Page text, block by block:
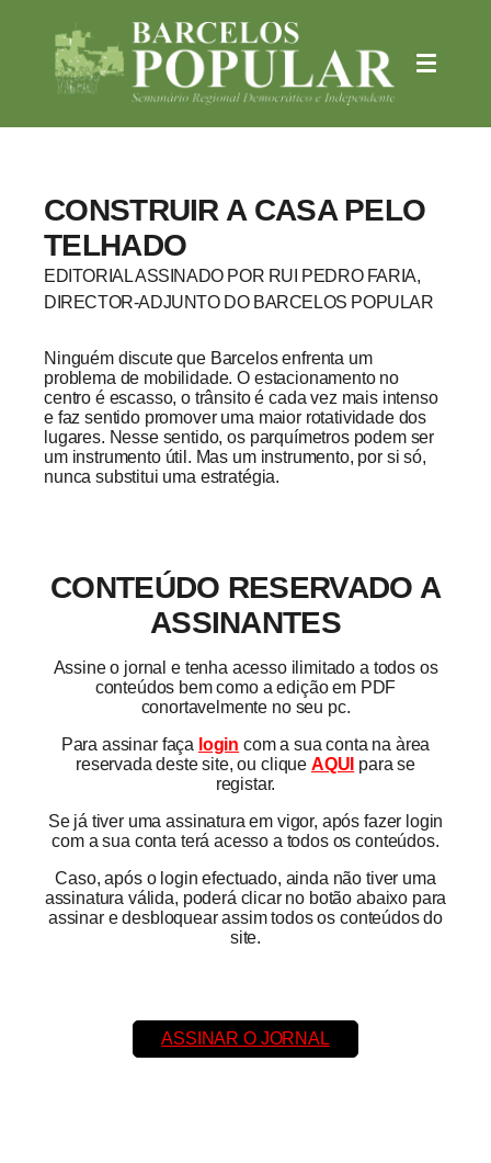
CONSTRUIR A CASA PELO
TELHADO
EDITORIAL ASSINADO POR RUI PEDRO FARIA,
DIRECTOR-ADJUNTO DO BARCELOS POPULAR
Ninguém discute que Barcelos enfrenta um
problema de mobilidade. O estacionamento no
centro é escasso, o trânsito é cada vez mais intenso
e faz sentido promover uma maior rotatividade dos
lugares. Nesse sentido, os parquímetros podem ser
um instrumento útil. Mas um instrumento, por si só,
nunca substitui uma estratégia.
CONTEÚDO RESERVADO A
ASSINANTES
Assine o jornal e tenha acesso ilimitado a todos os
conteúdos bem como a edição em PDF
conortavelmente no seu pc.
Para assinar faça login com a sua conta na àrea
reservada deste site, ou clique AQUI para se
registar.
Se já tiver uma assinatura em vigor, após fazer login
com a sua conta terá acesso a todos os conteúdos.
Caso, após o login efectuado, ainda não tiver uma
assinatura válida, poderá clicar no botão abaixo para
assinar e desbloquear assim todos os conteúdos do
site.
ASSINAR O JORNAL